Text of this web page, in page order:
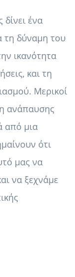
ένα
τη δύναμη του
ικανότητα
και τη
Μερικοί
ανάπαυσης
από μια
ότι
μας να
να ξεχνάμε